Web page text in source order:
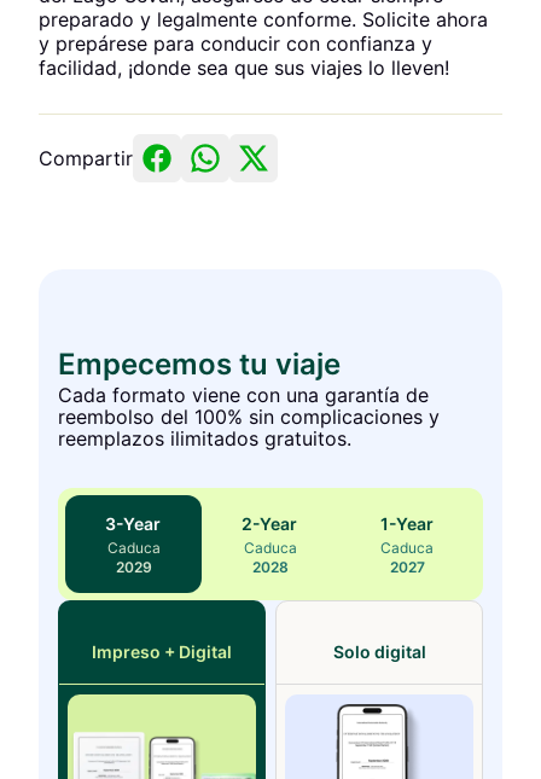
preparado y legalmente conforme. Solicite ahora
y prepárese para conducir con confianza y
facilidad, ¡donde sea que sus viajes lo lleven!
Compartir
Empecemos tu viaje
Cada formato viene con una garantía de
reembolso del 100% sin complicaciones y
reemplazos ilimitados gratuitos.
3-Year
Caduca
2029
2-Year
Caduca
2028
1-Year
Caduca
2027
Impreso + Digital Solo digital